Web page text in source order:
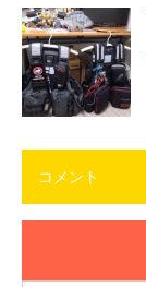
コメント